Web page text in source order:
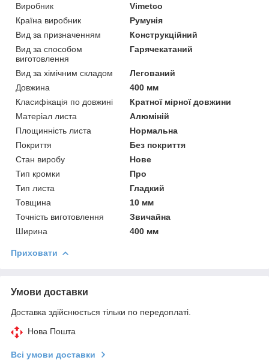
Виробник
Vimetco
Країна виробник
Румунія
Вид за призначенням
Конструкційний
Вид за способом
виготовлення
Гарячекатаний
Вид за хімічним складом
Легований
Довжина
400 мм
Класифікація по довжині
Кратної мірної довжини
Матеріал листа
Алюміній
Площинність листа
Нормальна
Покриття
Без покриття
Стан виробу
Нове
Тип кромки
Про
Тип листа
Гладкий
Товщина
10 мм
Точність виготовлення
Звичайна
Ширина
400 мм
Приховати
Умови доставки
Доставка здійснюється тільки по передоплаті.
Нова Пошта
Всі умови доставки